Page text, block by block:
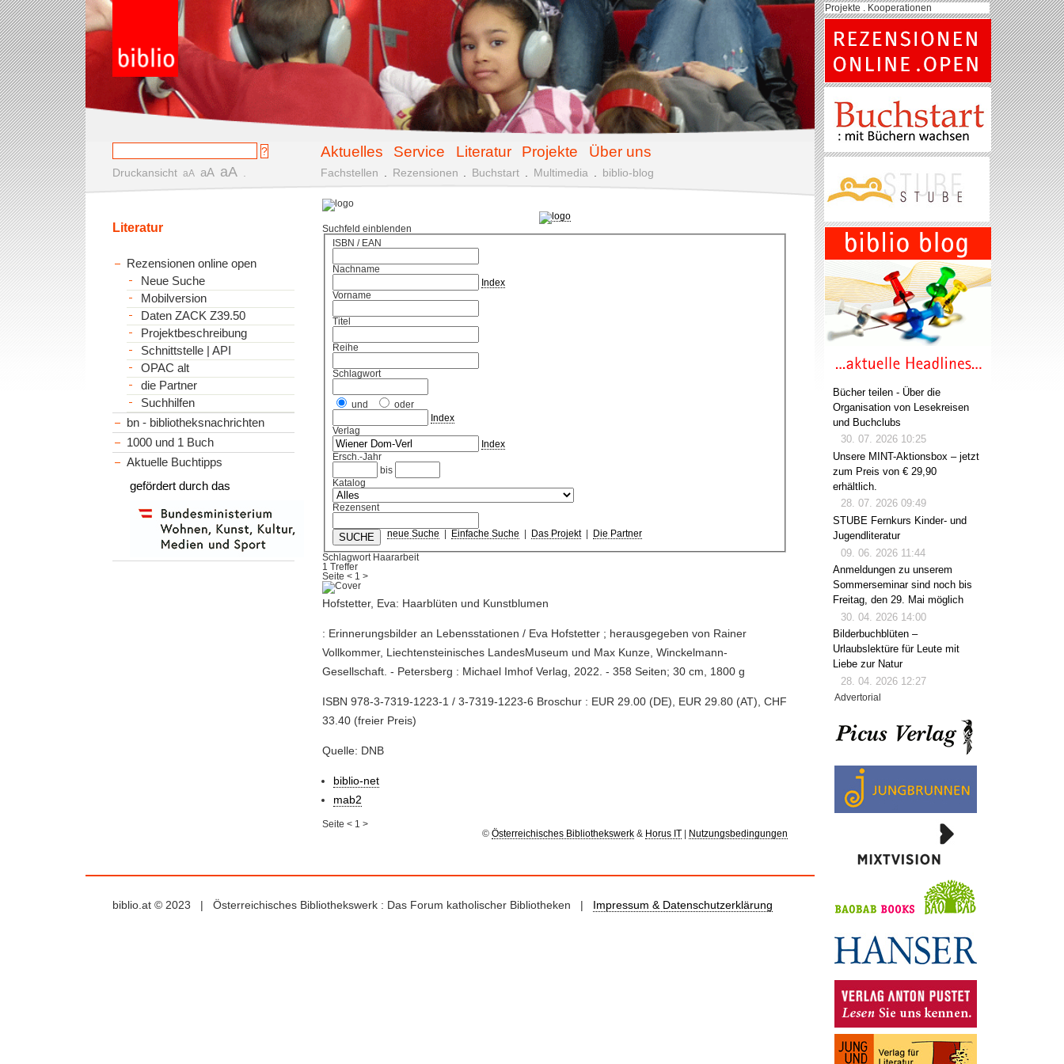
Aktuelles Service Literatur Projekte Über uns
Druckansicht aA aA aA Fachstellen Rezensionen Buchstart Multimedia biblio-blog
Suchfeld einblenden
ISBN / EAN
Nachname
Index
Vorname
Titel
Reihe
Schlagwort
und
oder
Index
Verlag
Index
Ersch.-Jahr
bis
Katalog
Rezensent
neue Suche Einfache Suche Das Projekt| Die Partner
Schlagwort Haararbeit
1 Treffer
Seite< 1 >
Hofstetter, Eva: Haarblüten und Kunstblumen
: Erinnerungsbilder an Lebensstationen / Eva Hofstetter ; herausgegeben von Rainer
Vollkommer, Liechtensteinisches LandesMuseum und Max Kunze, Winckelmann-
Gesellschaft. - Petersberg : Michael Imhof Verlag, 2022. - 358 Seiten; 30 cm, 1800 g
ISBN 978-3-7319-1223-1 / 3-7319-1223-6 Broschur : EUR 29.00 (DE), EUR 29.80 (AT), CHF
33.40 (freier Preis)
Quelle: DNB
biblio-net
mab2
Seite< 1 >
© Österreichisches Bibliothekswerk& Horus IT Nutzungsbedingungen
Literatur
Rezensionen online open
Neue Suche
Mobilversion
Daten ZACK Z39.50
Projektbeschreibung
Schnittstelle | API
OPAC alt
die Partner
Suchhilfen
bn - bibliotheksnachrichten
1000 und 1 Buch
Aktuelle Buchtipps
gefördert durch das
biblio.at © 2023 | Österreichisches Bibliothekswerk : Das Forum katholischer Bibliotheken | Impressum & Datenschutzerklärung
Projekte . Kooperationen
Bücher teilen - Über die
Organisation von Lesekreisen
und Buchclubs
30. 07. 2026 10:25
Unsere MINT-Aktionsbox – jetzt
zum Preis von € 29,90
erhältlich.
28. 07. 2026 09:49
STUBE Fernkurs Kinder- und
Jugendliteratur
09. 06. 2026 11:44
Anmeldungen zu unserem
Sommerseminar sind noch bis
Freitag, den 29. Mai möglich
30. 04. 2026 14:00
Bilderbuchblüten –
Urlaubslektüre für Leute mit
Liebe zur Natur
28. 04. 2026 12:27
Advertorial